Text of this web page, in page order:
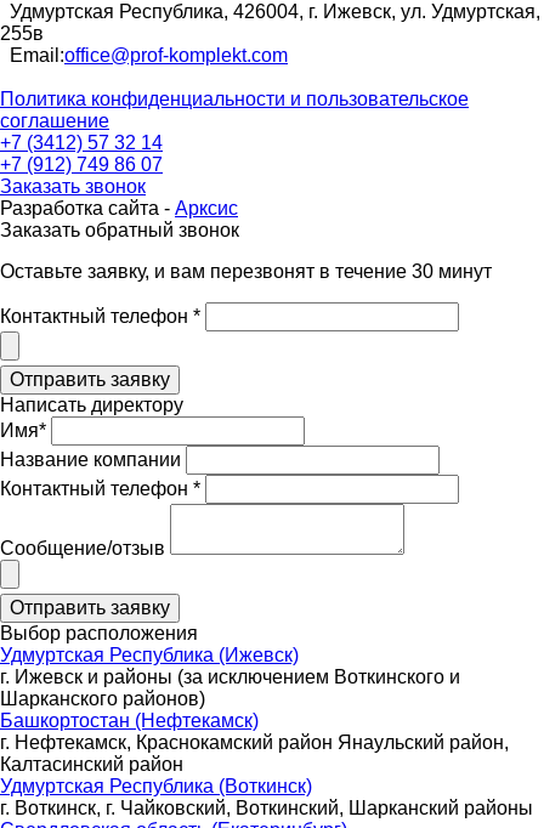
Удмуртская Республика, 426004, г. Ижевск, ул. Удмуртская,
255в
Email:office@prof-komplekt.com
Политика конфиденциальности и пользовательское
соглашение
+7 (3412) 57 32 14
+7 (912) 749 86 07
Заказать звонок
Разработка сайта - Арксис
Заказать обратный звонок
Оставьте заявку, и вам перезвонят в течение 30 минут
Контактный телефон *
Написать директору
Имя*
Название компании
Контактный телефон *
Сообщение/отзыв
Выбор расположения
Удмуртская Республика (Ижевск)
г. Ижевск и районы (за исключением Воткинского и
Шарканского районов)
Башкортостан (Нефтекамск)
г. Нефтекамск, Краснокамский район Янаульский район,
Калтасинский район
Удмуртская Республика (Воткинск)
г. Воткинск, г. Чайковский, Воткинский, Шарканский районы